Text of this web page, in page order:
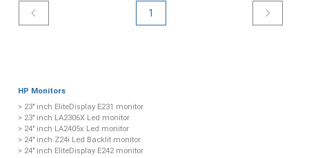
1
HP Monitors
> 23" inch EliteDisplay E231 monitor
> 23" inch LA2306X Led monitor
> 24" inch LA2405x Led monitor
> 24" inch Z24i Led Backlit monitor
> 24" inch EliteDisplay E242 monitor